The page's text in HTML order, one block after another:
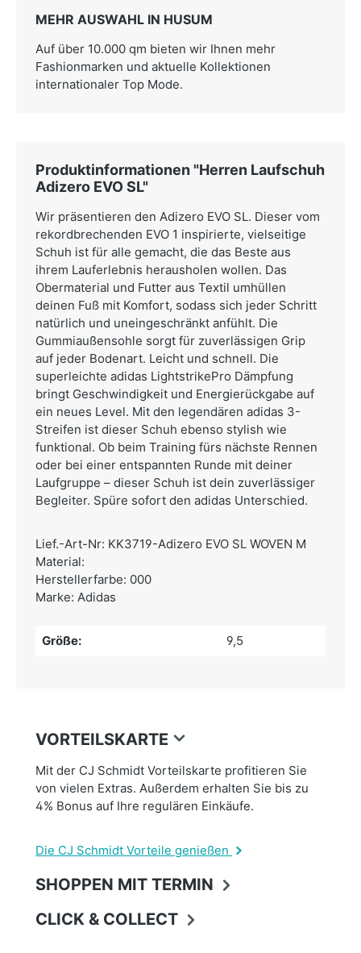
MEHR AUSWAHL IN HUSUM
Auf über 10.000 qm bieten wir Ihnen mehr
Fashionmarken und aktuelle Kollektionen
internationaler Top Mode.
Produktinformationen "Herren Laufschuh
Adizero EVO SL"
Wir präsentieren den Adizero EVO SL. Dieser vom
rekordbrechenden EVO 1 inspirierte, vielseitige
Schuh ist für alle gemacht, die das Beste aus
ihrem Lauferlebnis herausholen wollen. Das
Obermaterial und Futter aus Textil umhüllen
deinen Fuß mit Komfort, sodass sich jeder Schritt
natürlich und uneingeschränkt anfühlt. Die
Gummiaußensohle sorgt für zuverlässigen Grip
auf jeder Bodenart. Leicht und schnell. Die
superleichte adidas LightstrikePro Dämpfung
bringt Geschwindigkeit und Energierückgabe auf
ein neues Level. Mit den legendären adidas 3-
Streifen ist dieser Schuh ebenso stylish wie
funktional. Ob beim Training fürs nächste Rennen
oder bei einer entspannten Runde mit deiner
Laufgruppe – dieser Schuh ist dein zuverlässiger
Begleiter. Spüre sofort den adidas Unterschied.
Lief.-Art-Nr: KK3719-Adizero EVO SL WOVEN M
Material:
Herstellerfarbe: 000
Marke: Adidas
Größe: 9,5
VORTEILSKARTE
Mit der CJ Schmidt Vorteilskarte profitieren Sie
von vielen Extras. Außerdem erhalten Sie bis zu
4% Bonus auf Ihre regulären Einkäufe.
Die CJ Schmidt Vorteile genießen
SHOPPEN MIT TERMIN
CLICK & COLLECT